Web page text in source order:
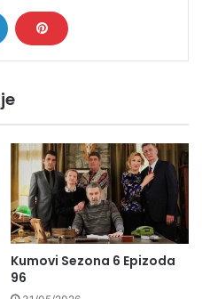
Kumovi Sezona 6 Epizoda
96